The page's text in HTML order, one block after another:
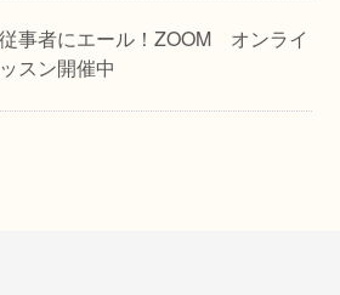
事者にエール！ZOOM オンライ
スン開催中